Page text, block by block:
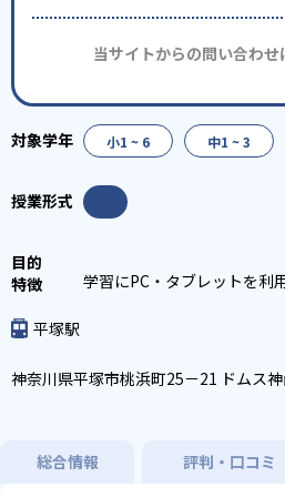
当サイトからの問い合わ
小1 ~ 6 中1 ~ 3
学習にPC・タブレットを利
平塚駅
神奈川県平塚市桃浜町25－21 ドムス
総合情報 評判・口コミ